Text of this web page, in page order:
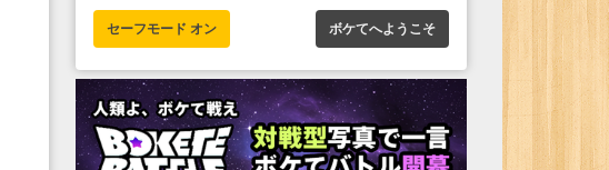
セーフモード オン ボケてへようこそ